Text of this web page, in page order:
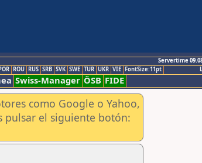
Servertime
ROU RUS SRB SVK SWE TUR UKR VIE FontSize:11pt
Swiss-Manager ÖSB FIDE
como Google o Yahoo,
pulsar el siguiente botón: